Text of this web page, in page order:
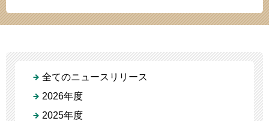
全てのニュースリリース
2026年度
2025年度